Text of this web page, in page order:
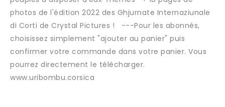
photos de l'édition 2022 des Ghjurnate Internaziunale
di Corti de Crystal Pictures ! ---Pour les abonnés,
choisissez simplement "ajouter au panier" puis
confirmer votre commande dans votre panier. Vous
pourrez directement le télécharger.
www.uribombu.corsica